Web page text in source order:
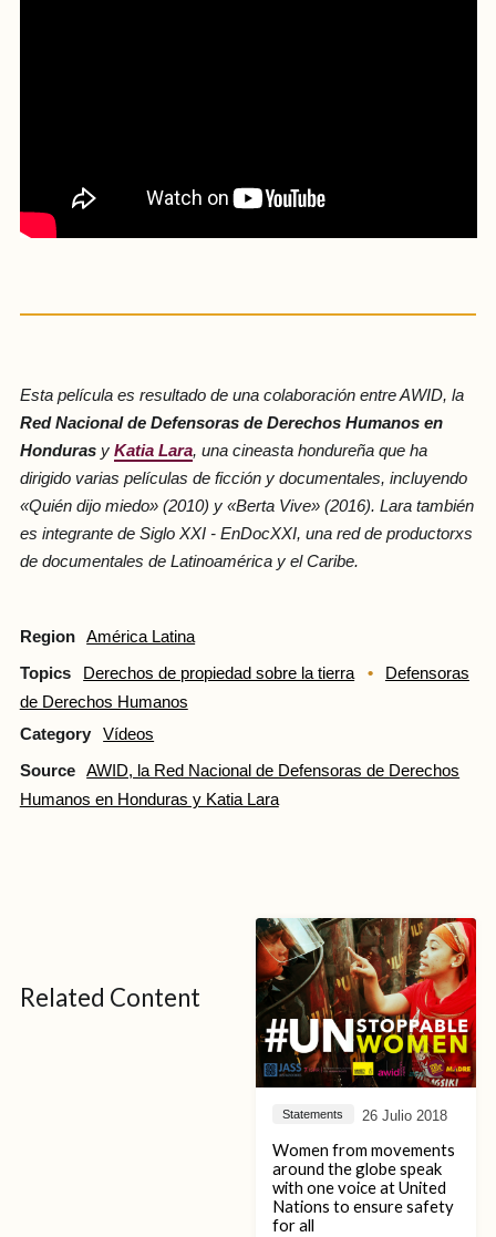
Esta película es resultado de una colaboración entre AWID, la
Red Nacional de Defensoras de Derechos Humanos en
Honduras y Katia Lara, una cineasta hondureña que ha
dirigido varias películas de ficción y documentales, incluyendo
«Quién dijo miedo» (2010) y «Berta Vive» (2016). Lara también
es integrante de Siglo XXI - EnDocXXI, una red de productorxs
de documentales de Latinoamérica y el Caribe.
Region América Latina
Topics Derechos de propiedad sobre la tierra
Defensoras
de Derechos Humanos
Category
Vídeos
Source
AWID, la Red Nacional de Defensoras de Derechos
Humanos en Honduras y Katia Lara
Related Content
Statements 26 Julio 2018
Women from movements
around the globe speak
with one voice at United
Nations to ensure safety
for all